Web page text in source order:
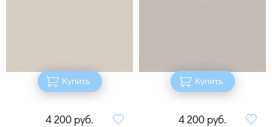
Купить
4 200 руб.
Купить
4 200 руб.